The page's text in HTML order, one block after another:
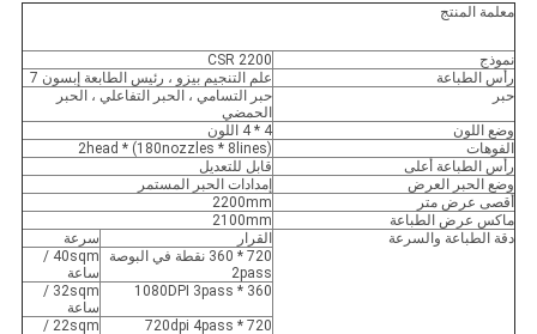
معلمة المنتج
نموذج
CSR 2200
رأس الطباعة
علم التنجيم بيزو ، رئيس الطابعة إبسون 7
حبر
حبر التسامي ، الحبر التفاعلي ، الحبر
الحمضي
وضع اللون
4 * 4 اللون
الفوهات
(180nozzles * 8lines) * 2head
رأس الطباعة أعلى
قابل للتعديل
وضع الحبر العرض
إمدادات الحبر المستمر
أقصى عرض متر
2200mm
ماكس عرض الطباعة
2100mm
دقة الطباعة والسرعة
القرار
سرعة
720 * 360 نقطة في البوصة
2pass
40sqm /
ساعة
360 * 1080DPI 3pass
32sqm /
ساعة
720 * 720dpi 4pass
22sqm /